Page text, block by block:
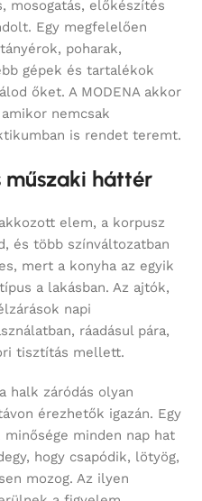
mosogatás, előkészítés
Egy megfelelően
poharak,
gépek és tartalékok
őket. A MODENA akkor
nemcsak
is rendet teremt.
műszaki háttér
elem, a korpusz
és több színváltozatban
mert a konyha az egyik
a lakásban. Az ajtók,
napi
ráadásul pára,
tisztítás mellett.
halk záródás olyan
érezhetők igazán. Egy
minden nap hat
hogy csapódik, lötyög,
mozog. Az ilyen